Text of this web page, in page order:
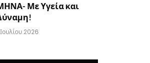
Με Υγεία και
2026